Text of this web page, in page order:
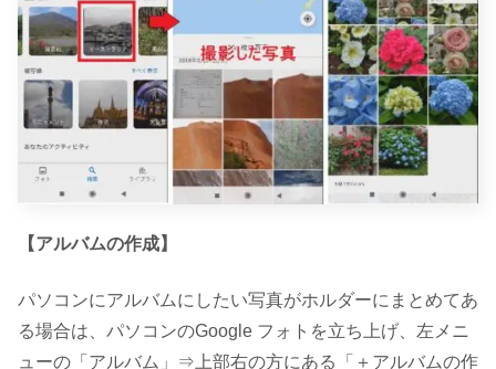
【アルバムの作成】
パソコンにアルバムにしたい写真がホルダーにまとめてあ
る場合は、パソコンのGoogle フォトを立ち上げ、左メニ
ューの「アルバム」⇒上部右の方にある「＋アルバムの作